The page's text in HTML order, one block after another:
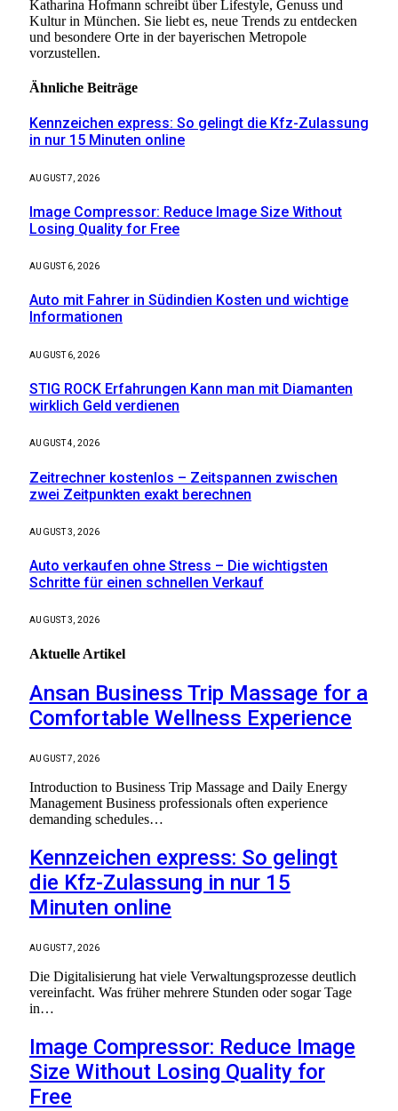
Katharina Hofmann schreibt über Lifestyle, Genuss und
Kultur in München. Sie liebt es, neue Trends zu entdecken
und besondere Orte in der bayerischen Metropole
vorzustellen.
Ähnliche Beiträge
Kennzeichen express: So gelingt die Kfz-Zulassung
in nur 15 Minuten online
AUGUST 7, 2026
Image Compressor: Reduce Image Size Without
Losing Quality for Free
AUGUST 6, 2026
Auto mit Fahrer in Südindien Kosten und wichtige
Informationen
AUGUST 6, 2026
STIG ROCK Erfahrungen Kann man mit Diamanten
wirklich Geld verdienen
AUGUST 4, 2026
Zeitrechner kostenlos – Zeitspannen zwischen
zwei Zeitpunkten exakt berechnen
AUGUST 3, 2026
Auto verkaufen ohne Stress – Die wichtigsten
Schritte für einen schnellen Verkauf
AUGUST 3, 2026
Aktuelle Artikel
Ansan Business Trip Massage for a
Comfortable Wellness Experience
AUGUST 7, 2026
Introduction to Business Trip Massage and Daily Energy
Management Business professionals often experience
demanding schedules…
Kennzeichen express: So gelingt
die Kfz-Zulassung in nur 15
Minuten online
AUGUST 7, 2026
Die Digitalisierung hat viele Verwaltungsprozesse deutlich
vereinfacht. Was früher mehrere Stunden oder sogar Tage
in…
Image Compressor: Reduce Image
Size Without Losing Quality for
Free